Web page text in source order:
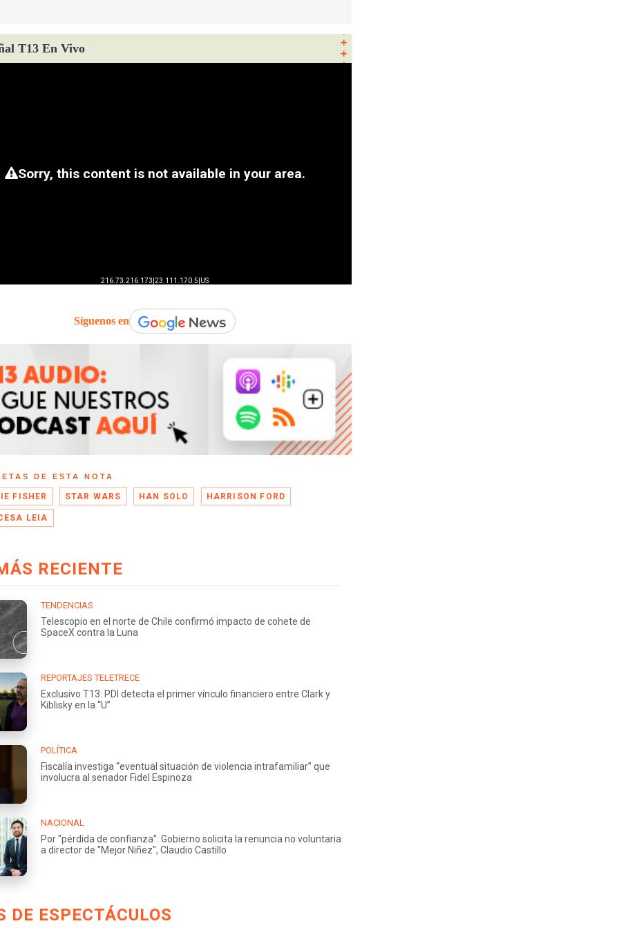
T13 En Vivo
Síguenos en
DE ESTA NOTA
FISHER STAR WARS HAN SOLO HARRISON FORD
LEIA
RECIENTE
TENDENCIAS
Telescopio en el norte de Chile confirmó impacto de cohete de
SpaceX contra la Luna
REPORTAJES TELETRECE
Exclusivo T13: PDI detecta el primer vínculo financiero entre Clark y
Kiblisky en la “U”
POLÍTICA
Fiscalía investiga “eventual situación de violencia intrafamiliar” que
involucra al senador Fidel Espinoza
NACIONAL
Por "pérdida de confianza": Gobierno solicita la renuncia no voluntaria
a director de "Mejor Niñez", Claudio Castillo
DE ESPECTÁCULOS